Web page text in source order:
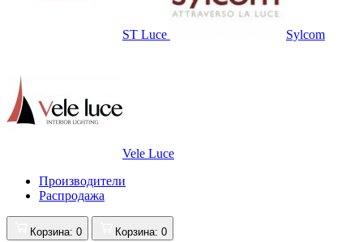
ST Luce Sylcom
Vele Luce
Производители
Распродажа
Корзина: 0 Корзина: 0